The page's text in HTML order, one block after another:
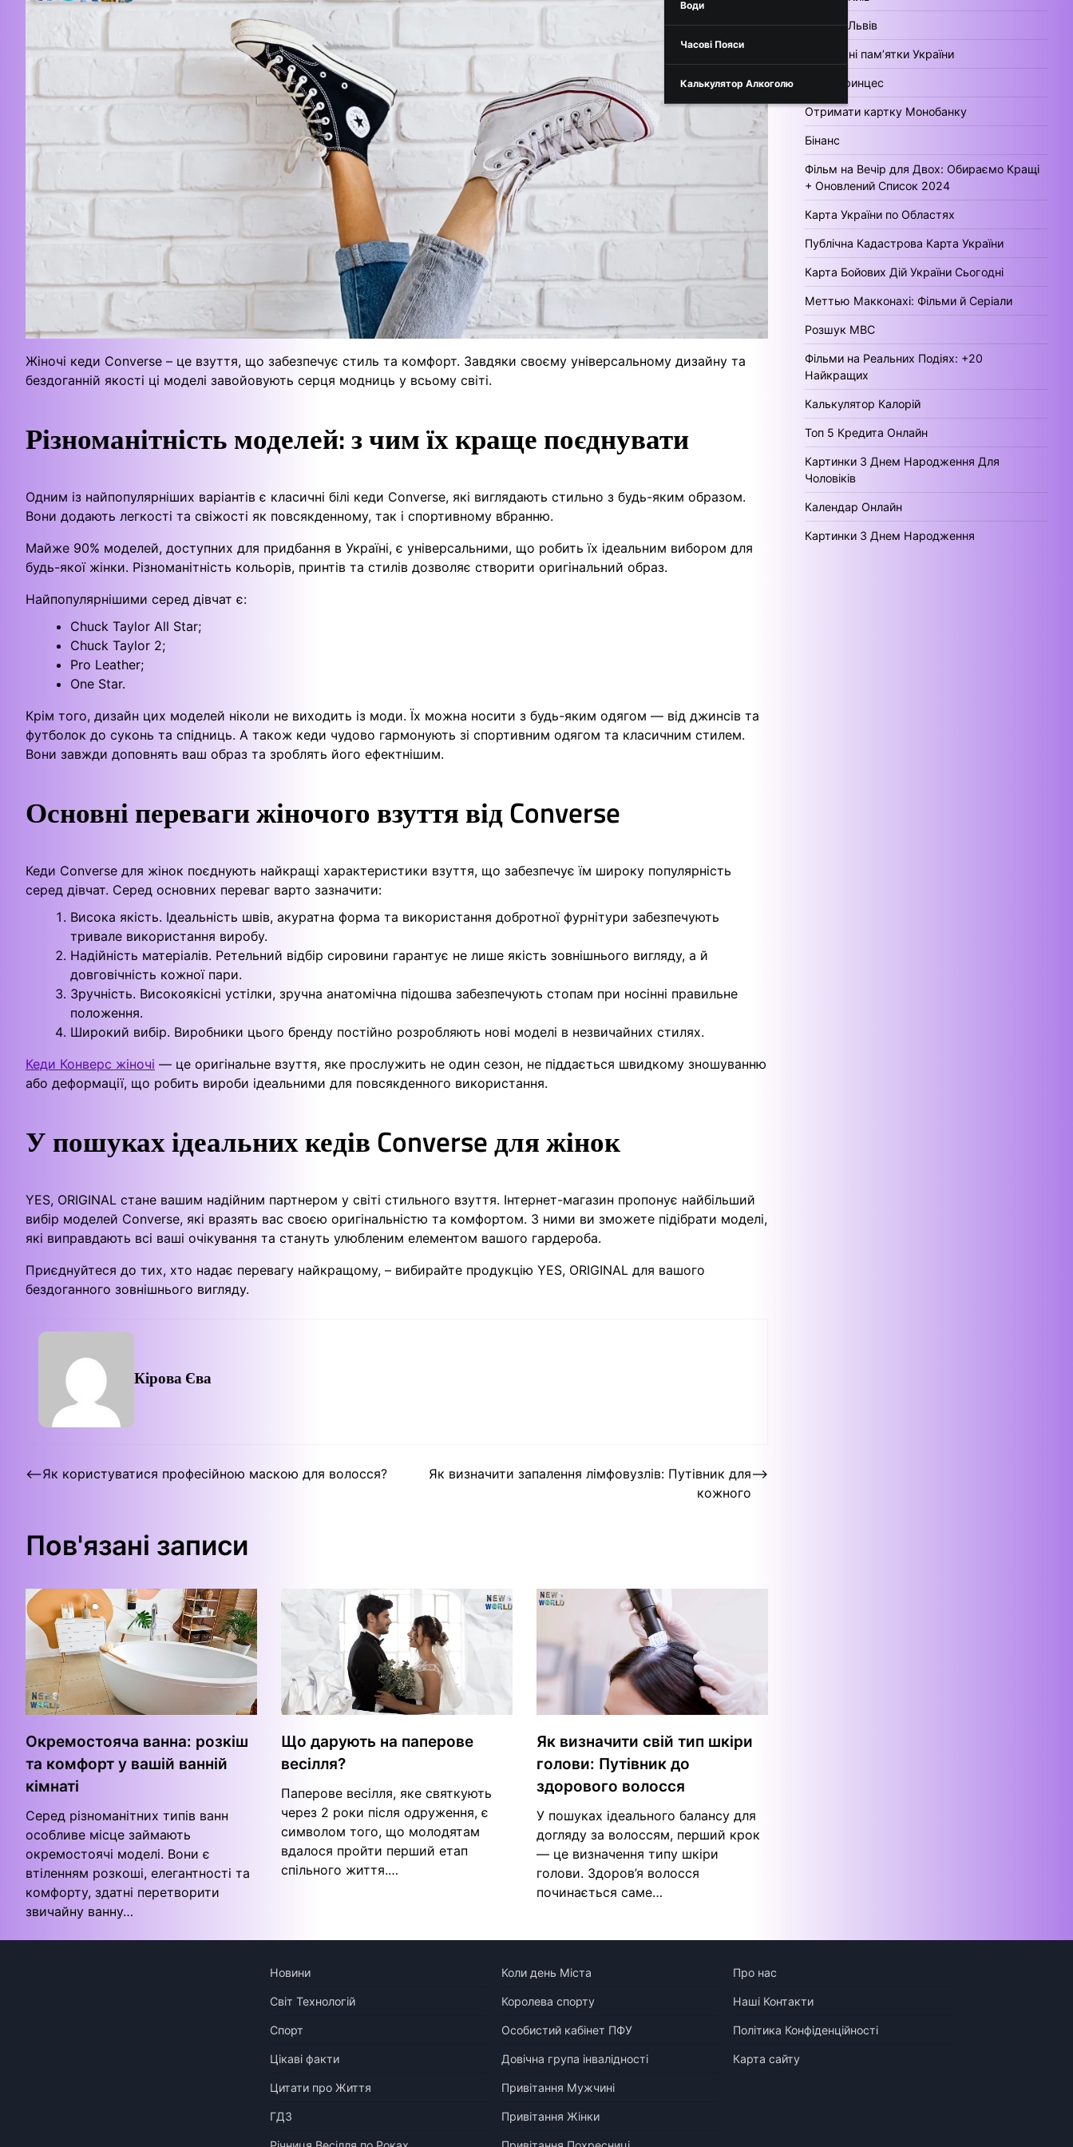
Води
Часові Пояси
Калькулятор Алкоголю
Жіночі кеди Converse – це взуття, що забезпечує стиль та комфорт. Завдяки своєму універсальному дизайну та
бездоганній якості ці моделі завойовують серця модниць у всьому світі.
Різноманітність моделей: з чим їх краще поєднувати
Одним із найпопулярніших варіантів є класичні білі кеди Converse, які виглядають стильно з будь-яким образом.
Вони додають легкості та свіжості як повсякденному, так і спортивному вбранню.
Майже 90% моделей, доступних для придбання в Україні, є універсальними, що робить їх ідеальним вибором для
будь-якої жінки. Різноманітність кольорів, принтів та стилів дозволяє створити оригінальний образ.
Найпопулярнішими серед дівчат є:
Chuck Taylor All Star;
Chuck Taylor 2;
Pro Leather;
One Star.
Крім того, дизайн цих моделей ніколи не виходить із моди. Їх можна носити з будь-яким одягом — від джинсів та
футболок до суконь та спідниць. А також кеди чудово гармонують зі спортивним одягом та класичним стилем.
Вони завжди доповнять ваш образ та зроблять його ефектнішим.
Основні переваги жіночого взуття від Converse
Кеди Converse для жінок поєднують найкращі характеристики взуття, що забезпечує їм широку популярність
серед дівчат. Серед основних переваг варто зазначити:
Висока якість. Ідеальність швів, акуратна форма та використання добротної фурнітури забезпечують
тривале використання виробу.
Надійність матеріалів. Ретельний відбір сировини гарантує не лише якість зовнішнього вигляду, а й
довговічність кожної пари.
Зручність. Високоякісні устілки, зручна анатомічна підошва забезпечують стопам при носінні правильне
положення.
Широкий вибір. Виробники цього бренду постійно розробляють нові моделі в незвичайних стилях.
Кеди Конверс жіночі — це оригінальне взуття, яке прослужить не один сезон, не піддається швидкому зношуванню
або деформації, що робить вироби ідеальними для повсякденного використання.
У пошуках ідеальних кедів Converse для жінок
YES, ORIGINAL стане вашим надійним партнером у світі стильного взуття. Інтернет-магазин пропонує найбільший
вибір моделей Converse, які вразять вас своєю оригінальністю та комфортом. З ними ви зможете підібрати моделі,
які виправдають всі ваші очікування та стануть улюбленим елементом вашого гардероба.
Приєднуйтеся до тих, хто надає перевагу найкращому, – вибирайте продукцію YES, ORIGINAL для вашого
бездоганного зовнішнього вигляду.
Кірова Єва
Навігація
⟵Як користуватися професійною маскою для волосся?
Як визначити запалення лімфовузлів: Путівник для
кожного
⟶
Пов'язані записи
Окремостояча ванна: розкіш
та комфорт у вашій ванній
кімнаті
Серед різноманітних типів ванн
особливе місце займають
окремостоячі моделі. Вони є
втіленням розкоші, елегантності та
комфорту, здатні перетворити
звичайну ванну…
Що дарують на паперове
весілля?
Паперове весілля, яке святкують
через 2 роки після одруження, є
символом того, що молодятам
вдалося пройти перший етап
спільного життя.…
Як визначити свій тип шкіри
голови: Путівник до
здорового волосся
У пошуках ідеального балансу для
догляду за волоссям, перший крок
— це визначення типу шкіри
голови. Здоров’я волосся
починається саме…
Погода Львів
Культурні пам’ятки України
День Принцес
Отримати картку Монобанку
Бінанс
Фільм на Вечір для Двох: Обираємо Кращі
+ Оновлений Список 2024
Карта України по Областях
Публічна Кадастрова Карта України
Карта Бойових Дій України Сьогодні
Меттью Макконахі: Фільми й Серіали
Розшук МВС
Фільми на Реальних Подіях: +20
Найкращих
Калькулятор Калорій
Топ 5 Кредита Онлайн
Картинки З Днем Народження Для
Чоловіків
Календар Онлайн
Картинки З Днем Народження
Новини
Світ Технологій
Спорт
Цікаві факти
Цитати про Життя
ГДЗ
Коли день Міста
Королева спорту
Особистий кабінет ПФУ
Довічна група інвалідності
Привітання Мужчині
Привітання Жінки
Про нас
Наші Контакти
Політика Конфіденційності
Карта сайту